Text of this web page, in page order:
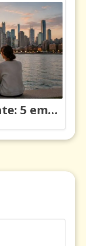
Resiliencia migrante: 5 emociones y cómo gestionarlas